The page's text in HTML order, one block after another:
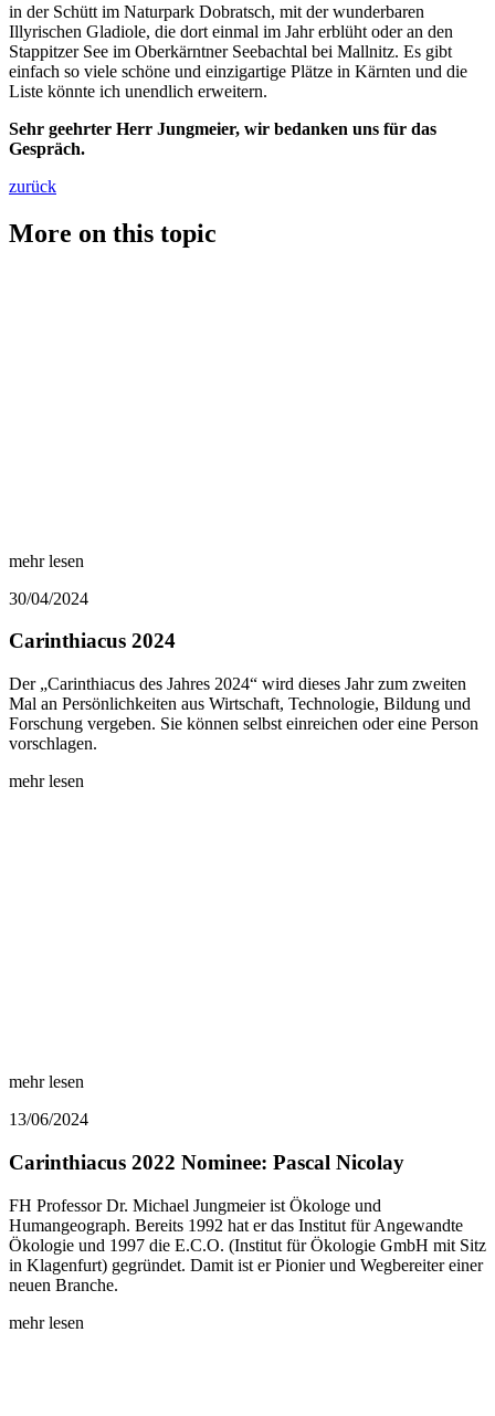
in der Schütt im Naturpark Dobratsch, mit der wunderbaren
Illyrischen Gladiole, die dort einmal im Jahr erblüht oder an den
Stappitzer See im Oberkärntner Seebachtal bei Mallnitz. Es gibt
einfach so viele schöne und einzigartige Plätze in Kärnten und die
Liste könnte ich unendlich erweitern.
Sehr geehrter Herr Jungmeier, wir bedanken uns für das
Gespräch.
zurück
More on this topic
mehr lesen
30/04/2024
Carinthiacus 2024
Der „Carinthiacus des Jahres 2024“ wird dieses Jahr zum zweiten
Mal an Persönlichkeiten aus Wirtschaft, Technologie, Bildung und
Forschung vergeben. Sie können selbst einreichen oder eine Person
vorschlagen.
mehr lesen
mehr lesen
13/06/2024
Carinthiacus 2022 Nominee: Pascal Nicolay
FH Professor Dr. Michael Jungmeier ist Ökologe und
Humangeograph. Bereits 1992 hat er das Institut für Angewandte
Ökologie und 1997 die E.C.O. (Institut für Ökologie GmbH mit Sitz
in Klagenfurt) gegründet. Damit ist er Pionier und Wegbereiter einer
neuen Branche.
mehr lesen